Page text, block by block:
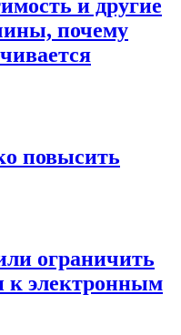
и другие
почему
повысить
ограничить
к электронным